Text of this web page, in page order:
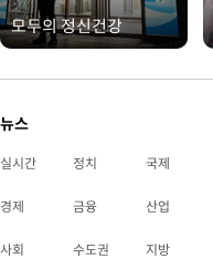
모두의 정신건강
뉴스
실시간 정치 국제
경제 금융 산업
사회 수도권 지방